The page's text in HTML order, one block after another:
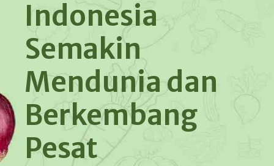
Indonesia
Semakin
Mendunia dan
Berkembang
Pesat